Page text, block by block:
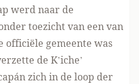
werd naar de
toezicht van een van
officiële gemeente was
de K’iche’
zich in de loop der